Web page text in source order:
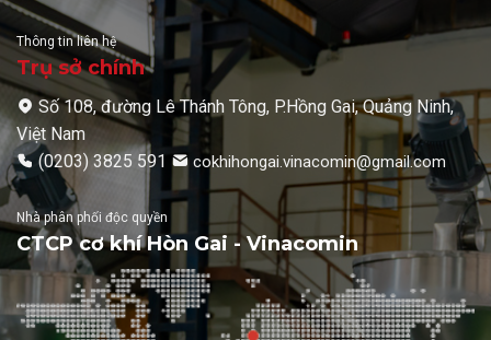
Thông tin liên hệ
Trụ sở chính
Số 108, đường Lê Thánh Tông, P.Hồng Gai, Quảng Ninh,
Việt Nam
(0203) 3825 591
cokhihongai.vinacomin@gmail.com
Nhà phân phối độc quyền
CTCP cơ khí Hòn Gai - Vinacomin